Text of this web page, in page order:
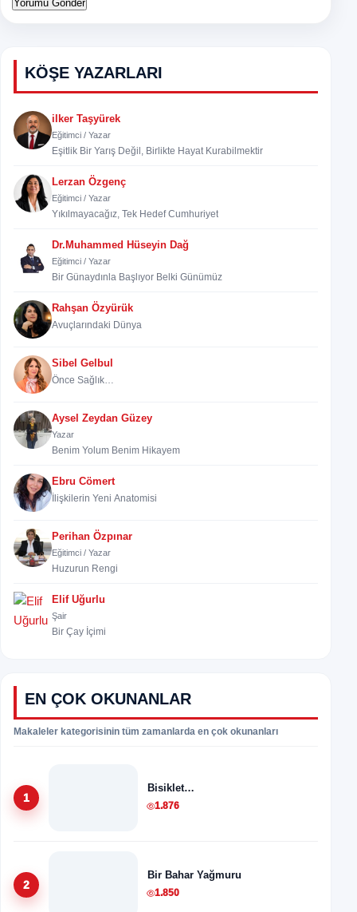
KÖŞE YAZARLARI
ilker Taşyürek
Eğitimci / Yazar
Eşitlik Bir Yarış Değil, Birlikte Hayat Kurabilmektir
Lerzan Özgenç
Eğitimci / Yazar
Yıkılmayacağız, Tek Hedef Cumhuriyet
Dr.Muhammed Hüseyin Dağ
Eğitimci / Yazar
Bir Günaydınla Başlıyor Belki Günümüz
Rahşan Özyürük
Avuçlarındaki Dünya
Sibel Gelbul
Önce Sağlık…
Aysel Zeydan Güzey
Yazar
Benim Yolum Benim Hikayem
Ebru Cömert
İlişkilerin Yeni Anatomisi
Perihan Özpınar
Eğitimci / Yazar
Huzurun Rengi
Elif Uğurlu
Şair
Bir Çay İçimi
EN ÇOK OKUNANLAR
Makaleler kategorisinin tüm zamanlarda en çok okunanları
1
Bisiklet…
1.876
2
Bir Bahar Yağmuru
1.850